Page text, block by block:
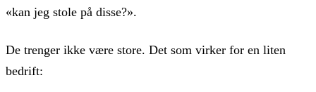
«kan jeg stole på disse?».
De trenger ikke være store. Det som virker for en liten
bedrift: